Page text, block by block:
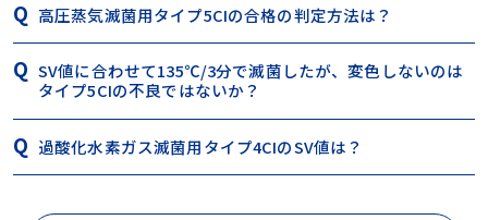
高圧蒸気滅菌用タイプ5CIの合格の判定方法は？
SV値に合わせて135℃/3分で滅菌したが、変色しないのは
タイプ5CIの不良ではないか？
過酸化水素ガス滅菌用タイプ4CIのSV値は？